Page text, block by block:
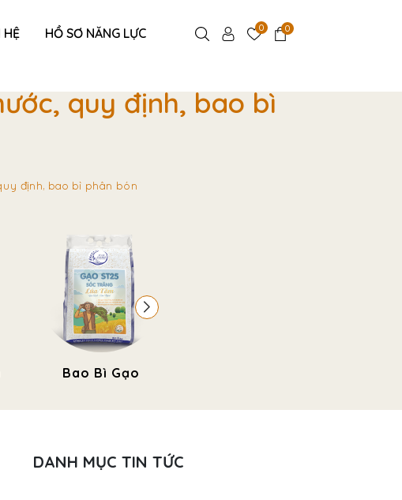
HỆ HỒ SƠ NĂNG LỰC 0 0
quy định, bao bì
định, bao bì phân bón
Bao Bì Gạo
DANH MỤC TIN TỨC